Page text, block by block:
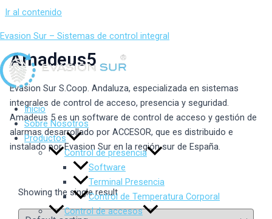
Ir al contenido
Evasion Sur – Sistemas de control integral
Inicio
Sobre Nosotros
Productos
Control de presencia
Software
Terminal Presencia
Control de Temperatura Corporal
Control de accesos
Amadeus5
Evasion Sur S.Coop. Andaluza, especializada en sistemas
integrales de control de acceso, presencia y seguridad.
Amadeus 5 es un software de control de acceso y gestión de
alarmas desarrollado por ACCESOR, que es distribuido e
instalado por Evasion Sur en la región sur de España.
Showing the single result